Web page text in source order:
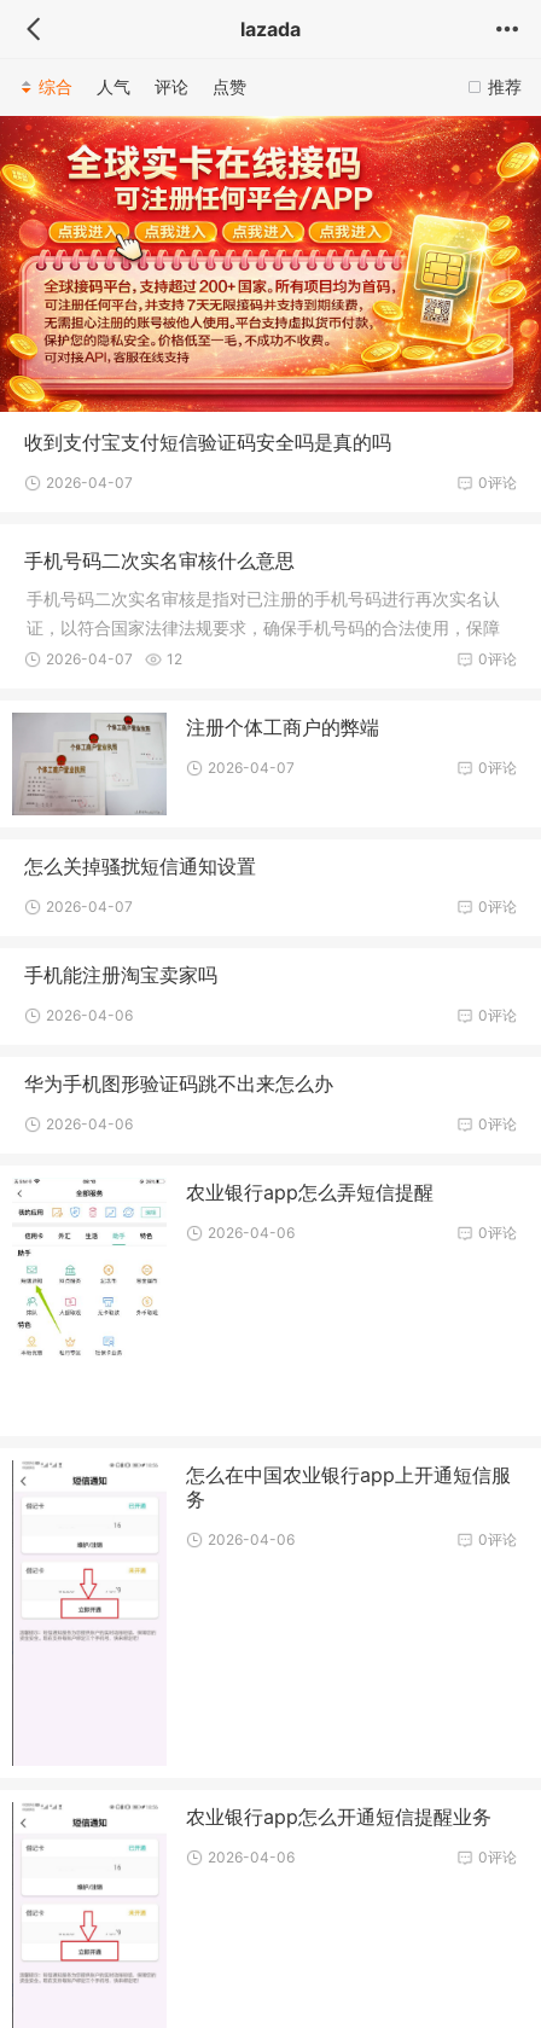
lazada
推荐
综合 人气 评论 点赞
收到支付宝支付短信验证码安全吗是真的吗
0评论
2026-04-07
手机号码二次实名审核什么意思
手机号码二次实名审核是指对已注册的手机号码进行再次实名认
证，以符合国家法律法规要求，确保手机号码的合法使用，保障
用户的权益。这是运营商对用户身份信息的一种验证和核实。0评论
2026-04-07 12
注册个体工商户的弊端
0评论
2026-04-07
怎么关掉骚扰短信通知设置
0评论
2026-04-07
手机能注册淘宝卖家吗
0评论
2026-04-06
华为手机图形验证码跳不出来怎么办
0评论
2026-04-06
农业银行app怎么弄短信提醒
0评论
2026-04-06
怎么在中国农业银行app上开通短信服
务
0评论
2026-04-06
农业银行app怎么开通短信提醒业务
0评论
2026-04-06